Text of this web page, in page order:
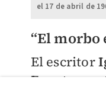
el 17 de abril de
“El morbo
El escritor
Fuente
,